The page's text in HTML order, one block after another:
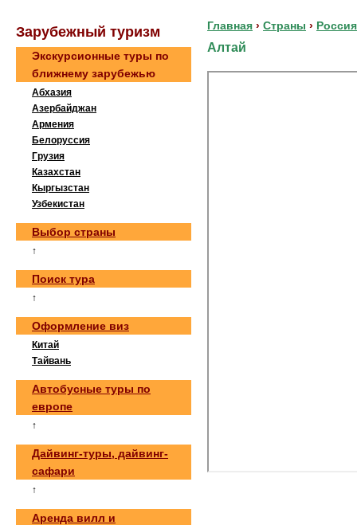
Главная › Страны › Россия
Алтай
Зaрубeжный туризм
Экскурсионные туры по
ближнему зарубежью
Абхазия
Азербайджан
Армения
Белоруссия
Грузия
Казахстан
Кыргызстан
Узбекистан
Выбор страны
↑
Поиск тура
↑
Оформление виз
Китай
Тайвань
Автобусные туры по
европе
↑
Дайвинг-туры, дайвинг-
сафари
↑
Аренда вилл и